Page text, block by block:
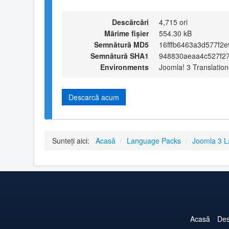
Descărcări
4,715 ori
Mărime fișier
554.30 kB
Semnătură MD5
Semnătură SHA1
Environments
Joomla! 3
Descarcă acum
Sunteți aici: Acasă / Language Packs / Joomla 3
Acasă